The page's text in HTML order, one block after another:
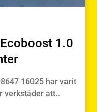
1.0
16025 har varit
verkstäder att…